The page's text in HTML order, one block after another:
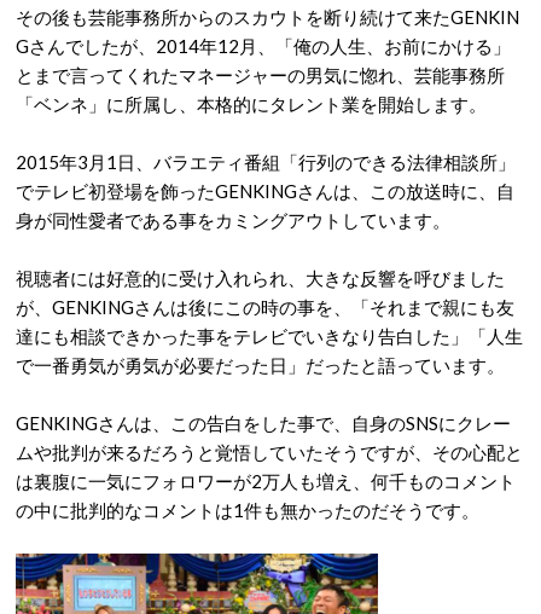
その後も芸能事務所からのスカウトを断り続けて来たGENKIN
Gさんでしたが、2014年12月、「俺の人生、お前にかける」
とまで言ってくれたマネージャーの男気に惚れ、芸能事務所
「ベンネ」に所属し、本格的にタレント業を開始します。
2015年3月1日、バラエティ番組「行列のできる法律相談所」
でテレビ初登場を飾ったGENKINGさんは、この放送時に、自
身が同性愛者である事をカミングアウトしています。
視聴者には好意的に受け入れられ、大きな反響を呼びました
が、GENKINGさんは後にこの時の事を、「それまで親にも友
達にも相談できかった事をテレビでいきなり告白した」「人生
で一番勇気が勇気が必要だった日」だったと語っています。
GENKINGさんは、この告白をした事で、自身のSNSにクレー
ムや批判が来るだろうと覚悟していたそうですが、その心配と
は裏腹に一気にフォロワーが2万人も増え、何千ものコメント
の中に批判的なコメントは1件も無かったのだそうです。